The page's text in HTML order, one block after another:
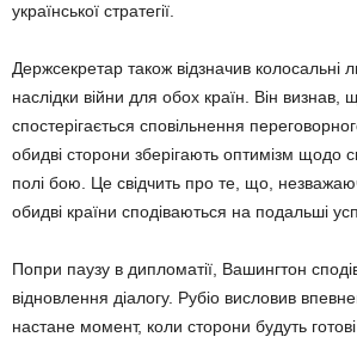
української стратегії.
Держсекретар також відзначив колосальні
наслідки війни для обох країн. Він визнав,
спостерігається сповільнення
обидві сторони зберігають оптимізм щодо
полі бою. Це свідчить про те, що,
обидві країни сподіваються на подальші
Попри паузу в дипломатії, Вашингтон
відновлення діалогу. Рубіо висловив
настане момент, коли сторони будуть готові